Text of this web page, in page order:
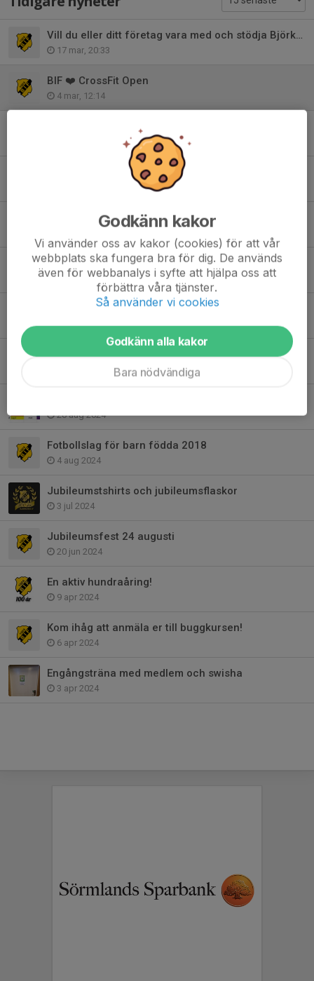
Vill du eller ditt företag vara med och stödja Björkviks Idrottsförening
17 mar, 20:33
BIF ❤️ CrossFit Open
4 mar, 12:14
Björkvikscupen 2026
Kallelse till Årsmöte , 8:e mars
Bra att veta
1 feb, 10:49
Gymmet öppet
22 nov 2025
Fredagskväll för alla i Stora hallen 20/9
20 aug 2024
Fotbollslag för barn födda 2018
4 aug 2024
Jubileumstshirts och jubileumsflaskor
3 jul 2024
Jubileumsfest 24 augusti
20 jun 2024
En aktiv hundraåring!
9 apr 2024
Kom ihåg att anmäla er till buggkursen!
6 apr 2024
Engångsträna med medlem och swisha
3 apr 2024
Godkänn kakor
Vi använder oss av kakor (cookies) för att vår
webbplats ska fungera bra för dig. De används
även för webbanalys i syfte att hjälpa oss att
förbättra våra tjänster.
Så använder vi cookies
Godkänn alla kakor
Bara nödvändiga